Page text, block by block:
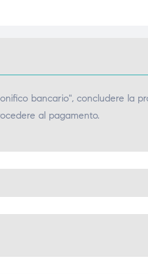
bancario", concludere la
al pagamento.